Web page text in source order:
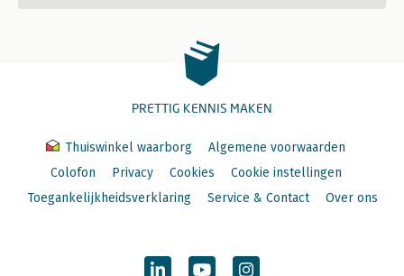
PRETTIG KENNIS MAKEN
Thuiswinkel waarborg
Algemene voorwaarden
Colofon
Privacy Cookies
Cookie instellingen
Toegankelijkheidsverklaring
Service & Contact Over ons